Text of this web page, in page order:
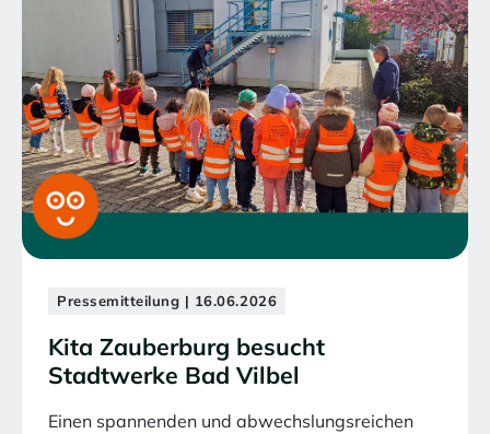
Pressemitteilung | 16.06.2026
Kita Zauberburg besucht
Stadtwerke Bad Vilbel
Einen spannenden und abwechslungsreichen